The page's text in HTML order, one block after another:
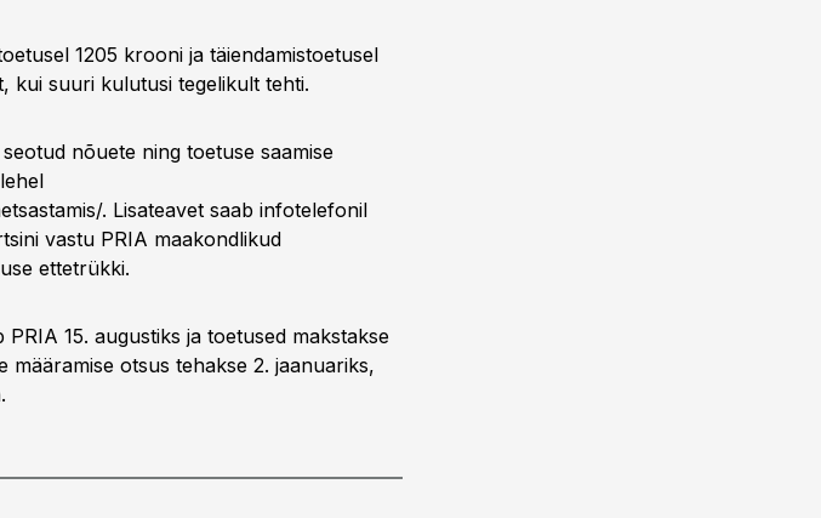
1205 krooni ja täiendamistoetusel
kui suuri kulutusi tegelikult tehti.
nõuete ning toetuse saamise
. Lisateavet saab infotelefonil
vastu PRIA maakondlikud
ettetrükki.
15. augustiks ja toetused makstakse
otsus tehakse 2. jaanuariks,